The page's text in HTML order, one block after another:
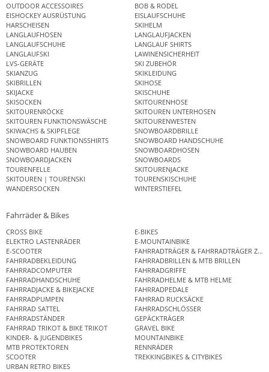
OUTDOOR ACCESSOIRES
BOB & RODEL
EISHOCKEY AUSRÜSTUNG
EISLAUFSCHUHE
HARSCHEISEN
SKIHELM
LANGLAUFHOSEN
LANGLAUFJACKEN
LANGLAUFSCHUHE
LANGLAUF SHIRTS
LANGLAUFSKI
LAWINENSICHERHEIT
LVS-GERÄTE
SKI ZUBEHÖR
SKIANZUG
SKIKLEIDUNG
SKIBRILLEN
SKIHOSE
SKIJACKE
SKISCHUHE
SKISOCKEN
SKITOURENHOSE
SKITOURENRÖCKE
SKITOUREN UNTERHOSEN
SKITOUREN FUNKTIONSWÄSCHE
SKITOURENWESTEN
SKIWACHS & SKIPFLEGE
SNOWBOARDBRILLE
SNOWBOARD FUNKTIONSSHIRTS
SNOWBOARD HANDSCHUHE
SNOWBOARD HAUBEN
SNOWBOARDHOSEN
SNOWBOARDJACKEN
SNOWBOARDS
TOURENFELLE
SKITOURENJACKE
SKITOUREN | TOURENSKI
TOURENSKISCHUHE
WANDERSOCKEN
WINTERSTIEFEL
Fahrräder & Bikes
CROSS BIKE
E-BIKES
ELEKTRO LASTENRÄDER
E-MOUNTAINBIKE
E-SCOOTER
FAHRRADTRÄGER & FAHRRADTRÄGER
FAHRRADBEKLEIDUNG
FAHRRADBRILLEN & MTB BRILLEN
FAHRRADCOMPUTER
FAHRRADGRIFFE
FAHRRADHANDSCHUHE
FAHRRADHELME & MTB HELME
FAHRRADJACKE & BIKEJACKE
FAHRRADPEDALE
FAHRRADPUMPEN
FAHRRAD RUCKSÄCKE
FAHRRAD SATTEL
FAHRRADSCHLÖSSER
FAHRRADSTÄNDER
GEPÄCKTRÄGER
FAHRRAD TRIKOT & BIKE TRIKOT
GRAVEL BIKE
KINDER- & JUGENDBIKES
MOUNTAINBIKE
MTB PROTEKTOREN
RENNRÄDER
SCOOTER
TREKKINGBIKES & CITYBIKES
URBAN RETRO BIKES